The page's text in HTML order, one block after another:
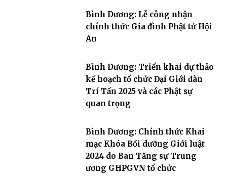
Bình Dương: Lễ công nhận
chính thức Gia đình Phật tử Hội
An
Bình Dương: Triển khai dự thảo
kế hoạch tổ chức Đại Giới đàn
Trí Tấn 2025 và các Phật sự
quan trọng
Bình Dương: Chính thức Khai
mạc Khóa Bồi dưỡng Giới luật
2024 do Ban Tăng sự Trung
ương GHPGVN tổ chức